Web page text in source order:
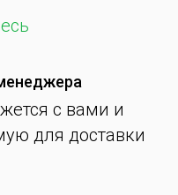
с вами и
для доставки